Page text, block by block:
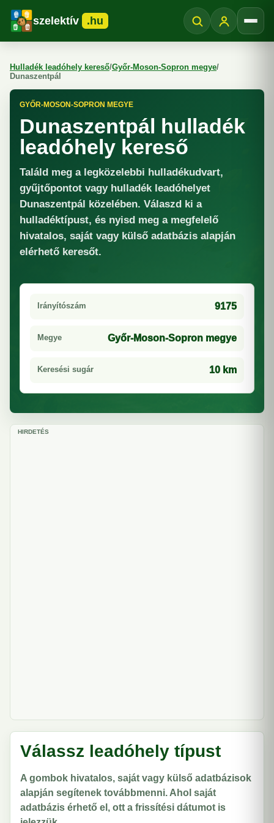
szelektív .hu
Hulladék leadóhely kereső/Győr-Moson-Sopron megye/
Dunaszentpál
GYŐR-MOSON-SOPRON MEGYE
Dunaszentpál hulladék
leadóhely kereső
Találd meg a legközelebbi hulladékudvart,
gyűjtőpontot vagy hulladék leadóhelyet
Dunaszentpál közelében. Válaszd ki a
hulladéktípust, és nyisd meg a megfelelő
hivatalos, saját vagy külső adatbázis alapján
elérhető keresőt.
Irányítószám 9175
Megye Győr-Moson-Sopron megye
Keresési sugár 10 km
HIRDETÉS
Válassz leadóhely típust
A gombok hivatalos, saját vagy külső adatbázisok
alapján segítenek továbbmenni. Ahol saját
adatbázis érhető el, ott a frissítési dátumot is